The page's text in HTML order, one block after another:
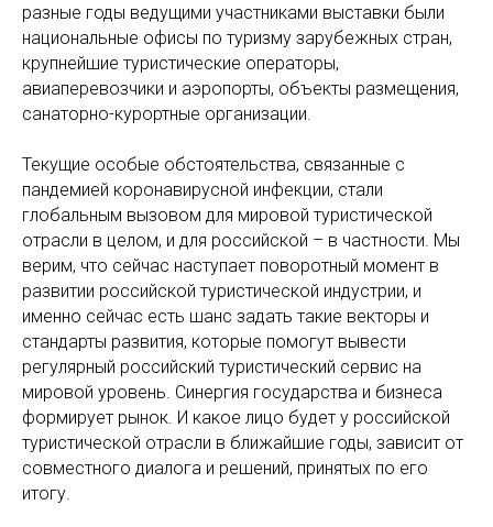
разные годы ведущими участниками выставки были
национальные офисы по туризму зарубежных стран,
крупнейшие туристические операторы,
авиаперевозчики и аэропорты, объекты размещения,
санаторно-курортные организации.
Текущие особые обстоятельства, связанные с
пандемией коронавирусной инфекции, стали
глобальным вызовом для мировой туристической
отрасли в целом, и для российской – в частности. Мы
верим, что сейчас наступает поворотный момент в
развитии российской туристической индустрии, и
именно сейчас есть шанс задать такие векторы и
стандарты развития, которые помогут вывести
регулярный российский туристический сервис на
мировой уровень. Синергия государства и бизнеса
формирует рынок. И какое лицо будет у российской
туристической отрасли в ближайшие годы, зависит от
совместного диалога и решений, принятых по его
итогу.